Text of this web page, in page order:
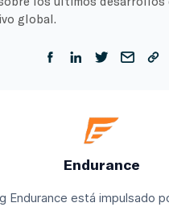
global.
Endurance
Endurance está impulsado